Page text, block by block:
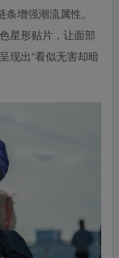
增强潮流属性。
星形贴片，让面部
现出“看似无害却暗